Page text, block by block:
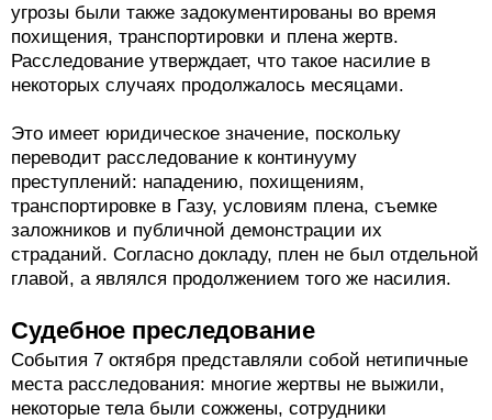
угрозы были также задокументированы во время
похищения, транспортировки и плена жертв.
Расследование утверждает, что такое насилие в
некоторых случаях продолжалось месяцами.
Это имеет юридическое значение, поскольку
переводит расследование к континууму
преступлений: нападению, похищениям,
транспортировке в Газу, условиям плена, съемке
заложников и публичной демонстрации их
страданий. Согласно докладу, плен не был отдельной
главой, а являлся продолжением того же насилия.
Судебное преследование
События 7 октября представляли собой нетипичные
места расследования: многие жертвы не выжили,
некоторые тела были сожжены, сотрудники